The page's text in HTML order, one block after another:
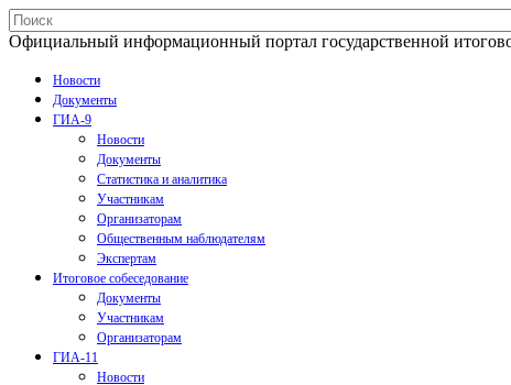
Официальный информационный портал государственной
Новости
Документы
ГИА-9
Новости
Документы
Статистика и аналитика
Участникам
Организаторам
Общественным наблюдателям
Экспертам
Итоговое собеседование
Документы
Участникам
Организаторам
ГИА-11
Новости